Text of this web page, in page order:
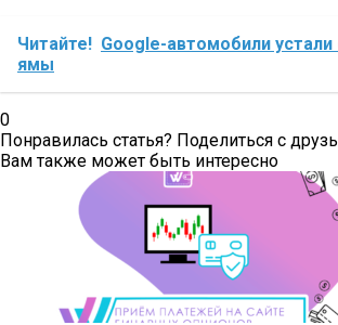
Читайте! Google-автомобили
ямы
0
Понравилась статья? Поделиться с
Вам также может быть интересно